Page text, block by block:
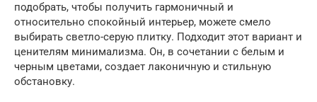
подобрать, чтобы получить гармоничный и
относительно спокойный интерьер, можете смело
выбирать светло-серую плитку. Подходит этот вариант и
ценителям минимализма. Он, в сочетании с белым и
черным цветами, создает лаконичную и стильную
обстановку.